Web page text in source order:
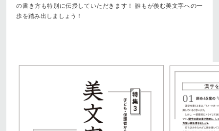
の書き方も特別に伝授していただきます！ 誰もが羨む美文字への一
歩を踏み出しましょう！